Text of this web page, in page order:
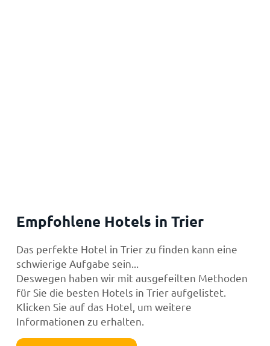
Empfohlene Hotels in Trier
Das perfekte Hotel in Trier zu finden kann eine
schwierige Aufgabe sein...
Deswegen haben wir mit ausgefeilten Methoden
für Sie die besten Hotels in Trier aufgelistet.
Klicken Sie auf das Hotel, um weitere
Informationen zu erhalten.